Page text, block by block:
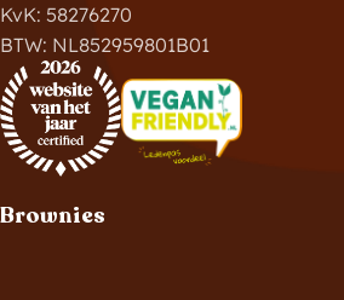
KvK: 58276270
BTW: NL852959801B01
Brownies